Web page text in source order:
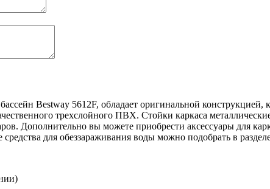
Bestway 5612F, обладает оригинальной конструкцией,
трехслойного ПВХ. Стойки каркаса
Дополнительно вы можете приобрести аксессуары для
для обеззараживания воды можно подобрать в